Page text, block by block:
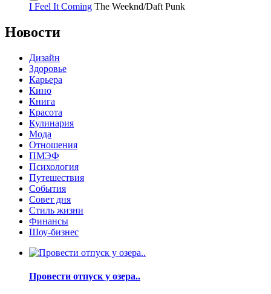
I Feel It Coming The Weeknd/Daft Punk
Новости
Дизайн
Здоровье
Карьера
Кино
Книга
Красота
Кулинария
Мода
Отношения
ПМЭФ
Психология
Путешествия
События
Совет дня
Стиль жизни
Финансы
Шоу-бизнес
Провести отпуск у озера..